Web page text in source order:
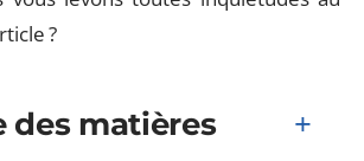
?
des matières